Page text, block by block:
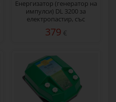
Eнергизатор (генератор на
импулси) DL 3200 за
електропастир, със
соларен панел 30 W
379 €